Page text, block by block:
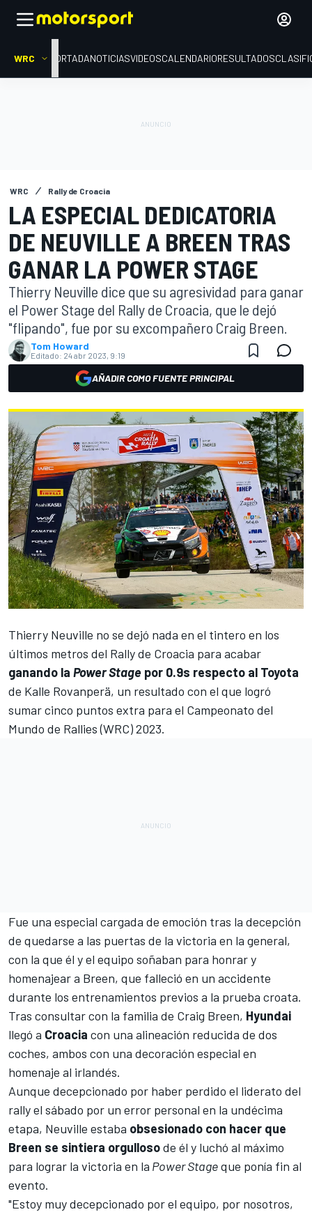
WRC PORTADANOTICIASVIDEOSCALENDARIORESULTADOS
WRC Rally de Croacia
LA ESPECIAL DEDICATORIA
DE NEUVILLE A BREEN TRAS
GANAR LA POWER STAGE
Thierry Neuville dice que su agresividad para ganar
el Power Stage del Rally de Croacia, que le dejó
"flipando", fue por su excompañero Craig Breen.
Tom Howard
Editado: 24 abr 2023, 9:19
AÑADIR COMO FUENTE PRINCIPAL
Thierry Neuville no se dejó nada en el tintero en los
últimos metros del Rally de Croacia para acabar
ganando la Power Stage por 0.9s respecto al Toyota
de Kalle Rovanperä, un resultado con el que logró
sumar cinco puntos extra para el Campeonato del
Mundo de Rallies (WRC) 2023.
Fue una especial cargada de emoción tras la decepción
de quedarse a las puertas de la victoria en la general,
con la que él y el equipo soñaban para honrar y
homenajear a Breen, que falleció en un accidente
durante los entrenamientos previos a la prueba croata.
Tras consultar con la familia de Craig Breen, Hyundai
llegó a Croacia con una alineación reducida de dos
coches, ambos con una decoración especial en
homenaje al irlandés.
Aunque decepcionado por haber perdido el liderato del
rally el sábado por un error personal en la undécima
etapa, Neuville estaba obsesionado con hacer que
Breen se sintiera orgullosode él y luchó al máximo
para lograr la victoria en la Power Stageque ponía fin al
evento.
"Estoy muy decepcionado por el equipo, por nosotros,